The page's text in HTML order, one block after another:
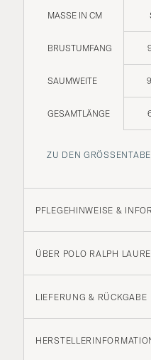
MASSE IN CM
BRUSTUMFANG
SAUMWEITE
GESAMTLÄNGE
ZU DEN
PFLEGEHINWEISE &
ÜBER POLO RALPH
LIEFERUNG & RÜCKGABE